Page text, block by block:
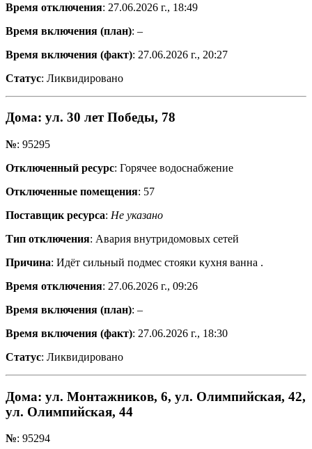
Время отключения: 27.06.2026 г., 18:49
Время включения (план): –
Время включения (факт): 27.06.2026 г., 20:27
Статус: Ликвидировано
Дома: ул. 30 лет Победы, 78
№: 95295
Отключенный ресурс: Горячее водоснабжение
Отключенные помещения: 57
Поставщик ресурса: Не указано
Тип отключения: Авария внутридомовых сетей
Причина: Идёт сильный подмес стояки кухня ванна .
Время отключения: 27.06.2026 г., 09:26
Время включения (план): –
Время включения (факт): 27.06.2026 г., 18:30
Статус: Ликвидировано
Дома: ул. Монтажников, 6, ул. Олимпийская, 42,
ул. Олимпийская, 44
№: 95294